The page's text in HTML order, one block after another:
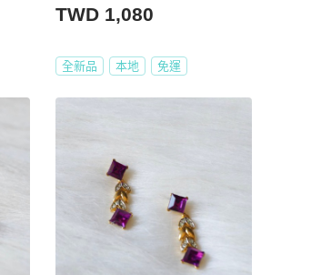
TWD 1,080
全新品 本地 免運